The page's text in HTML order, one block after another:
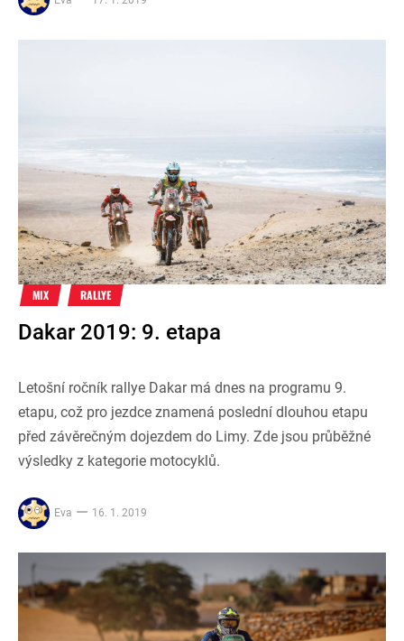
MIX RALLYE
Dakar 2019: 9. etapa
Letošní ročník rallye Dakar má dnes na programu 9.
etapu, což pro jezdce znamená poslední dlouhou etapu
před závěrečným dojezdem do Limy. Zde jsou průběžné
výsledky z kategorie motocyklů.
Eva 16. 1. 2019